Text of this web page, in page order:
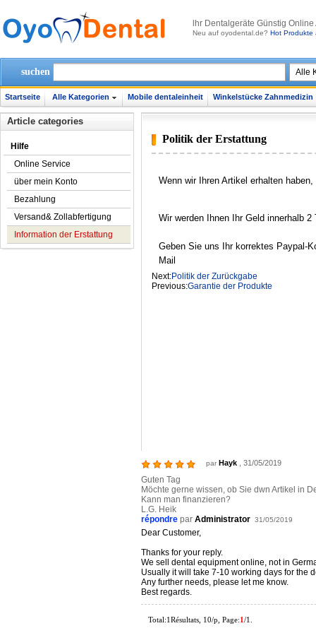
lhr Dentalgeräte Günstig
Neu auf oyodental.de? Hot Produkte
suchen
Startseite Alle Kategorien Mobile dentaleinheit Winkelstücke Zahnmedizin
Article categories
Hilfe
Online Service
über mein Konto
Bezahlung
Versand& Zollabfertigung
Information der Erstattung
Politik der Erstattung
Wenn wir Ihren Artikel erhalten
Wir werden Ihnen Ihr Geld innerhalb
Geben Sie uns Ihr korrektes Paypal-
Mail
Next:Politik der Zurückgabe
Previous:Garantie der Produkte
par Hayk , 31/05/2019
Guten Tag
Möchte gerne wissen, ob Sie dwn Artikel in
Kann man finanzieren?
L.G. Heik
répondre par Administrator 31/05/2019
Dear Customer,
Thanks for your reply.
We sell dental equipment online, not in
Usually it will take 7-10 working days for the
Any further needs, please let me know.
Best regards.
Total:1Résultats, 10/p, Page:1/1.